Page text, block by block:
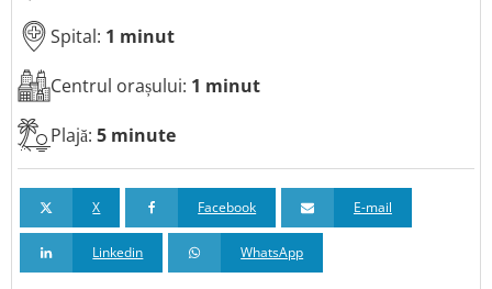
Spital: 1 minut
Centrul orașului: 1 minut
Plajă: 5 minute
X Facebook E-mail
Linkedin WhatsApp